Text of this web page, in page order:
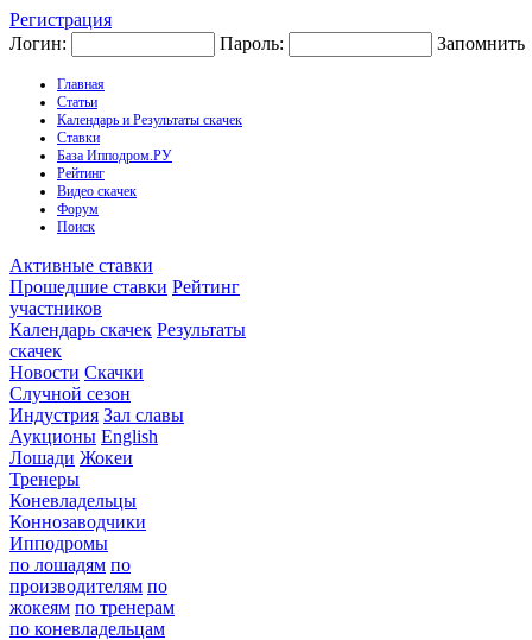
Регистрация
Логин:
Пароль: Запомнить
Главная
Статьи
Календарь и Результаты скачек
Ставки
База Ипподром.РУ
Рейтинг
Видео скачек
Форум
Поиск
Активные ставки
Прошедшие ставки Рейтинг
участников
Календарь скачек Результаты
скачек
Новости Скачки
Случной сезон
Индустрия Зал славы
Аукционы English
Лошади Жокеи
Тренеры
Коневладельцы
Коннозаводчики
Ипподромы
по лошадям по
производителям по
жокеям по тренерам
по коневладельцам